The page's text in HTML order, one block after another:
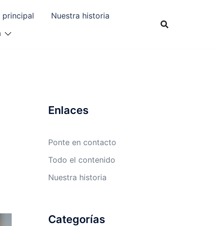
principal
Nuestra historia
Enlaces
Ponte en contacto
Todo el contenido
Nuestra historia
Categorías